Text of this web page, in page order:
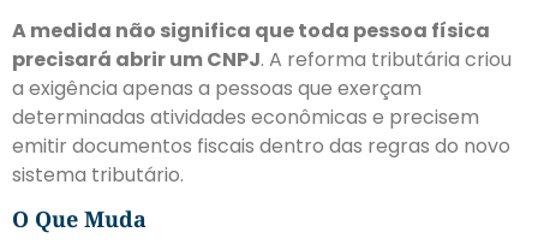
A medida não significa que toda pessoa física
precisará abrir um CNPJ. A reforma tributária criou
a exigência apenas a pessoas que exerçam
determinadas atividades econômicas e precisem
emitir documentos fiscais dentro das regras do novo
sistema tributário.
O Que Muda